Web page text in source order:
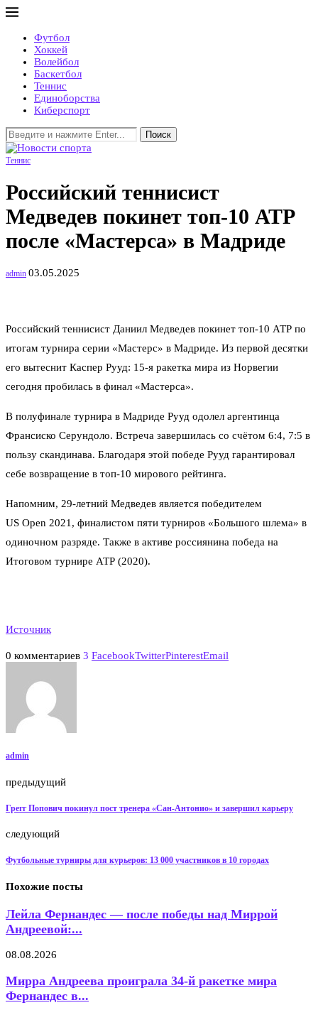
Футбол
Хоккей
Волейбол
Баскетбол
Теннис
Единоборства
Киберспорт
Поиск
Теннис
Российский теннисист
Медведев покинет топ-10 АТР
после «Мастерса» в Мадриде
admin 03.05.2025
Российский теннисист Даниил Медведев покинет топ-10 АТР по
итогам турнира серии «Мастерс» в Мадриде. Из первой десятки
его вытеснит Каспер Рууд: 15-я ракетка мира из Норвегии
сегодня пробилась в финал «Мастерса».
В полуфинале турнира в Мадриде Рууд одолел аргентинца
Франсиско Серундоло. Встреча завершилась со счётом 6:4, 7:5 в
пользу скандинава. Благодаря этой победе Рууд гарантировал
себе возвращение в топ-10 мирового рейтинга.
Напомним, 29-летний Медведев является победителем
US Open 2021, финалистом пяти турниров «Большого шлема» в
одиночном разряде. Также в активе россиянина победа на
Итоговом турнире АТР (2020).
Источник
0 комментариев 3 FacebookTwitterPinterestEmail
admin
предыдущий
Грегг Попович покинул пост тренера «Сан-Антонио» и завершил карьеру
следующий
Футбольные турниры для курьеров: 13 000 участников в 10 городах
Похожие посты
Лейла Фернандес — после победы над Миррой
Андреевой:...
08.08.2026
Мирра Андреева проиграла 34-й ракетке мира
Фернандес в...